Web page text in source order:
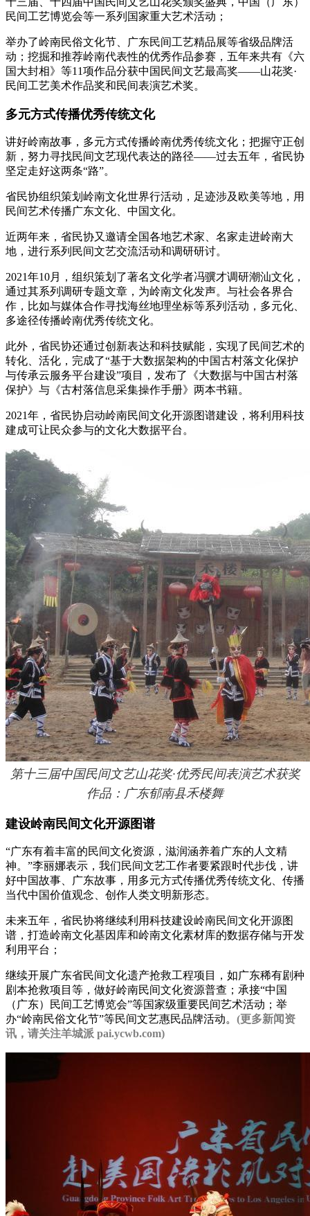
民间工艺博览会等一系列国家重大艺术活动；
举办了岭南民俗文化节、广东民间工艺精品展等省级品牌活
动；挖掘和推荐岭南代表性的优秀作品参赛，五年来共有《六
国大封相》等11项作品分获中国民间文艺最高奖——山花奖·
民间工艺美术作品奖和民间表演艺术奖。
多元方式传播优秀传统文化
讲好岭南故事，多元方式传播岭南优秀传统文化；把握守正创
新，努力寻找民间文艺现代表达的路径——过去五年，省民协
坚定走好这两条“路”。
省民协组织策划岭南文化世界行活动，足迹涉及欧美等地，用
民间艺术传播广东文化、中国文化。
近两年来，省民协又邀请全国各地艺术家、名家走进岭南大
地，进行系列民间文艺交流活动和调研研讨。
2021年10月，组织策划了著名文化学者冯骥才调研潮汕文化，
通过其系列调研专题文章，为岭南文化发声。与社会各界合
作，比如与媒体合作寻找海丝地理坐标等系列活动，多元化、
多途径传播岭南优秀传统文化。
此外，省民协还通过创新表达和科技赋能，实现了民间艺术的
转化、活化，完成了“基于大数据架构的中国古村落文化保护
与传承云服务平台建设”项目，发布了《大数据与中国古村落
保护》与《古村落信息采集操作手册》两本书籍。
2021年，省民协启动岭南民间文化开源图谱建设，将利用科技
建成可让民众参与的文化大数据平台。
第十三届中国民间文艺山花奖·优秀民间表演艺术获奖
作品：广东郁南县禾楼舞
建设岭南民间文化开源图谱
“广东有着丰富的民间文化资源，滋润涵养着广东的人文精
神。”李丽娜表示，我们民间文艺工作者要紧跟时代步伐，讲
好中国故事、广东故事，用多元方式传播优秀传统文化、传播
当代中国价值观念、创作人类文明新形态。
未来五年，省民协将继续利用科技建设岭南民间文化开源图
谱，打造岭南文化基因库和岭南文化素材库的数据存储与开发
利用平台；
继续开展广东省民间文化遗产抢救工程项目，如广东稀有剧种
剧本抢救项目等，做好岭南民间文化资源普查；承接“中国
（广东）民间工艺博览会”等国家级重要民间艺术活动；举
办“岭南民俗文化节”等民间文艺惠民品牌活动。 (更多新闻资
讯，请关注羊城派 pai.ycwb.com)